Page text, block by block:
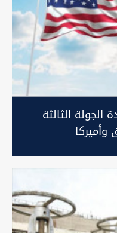
الجولة الثالثة
وأميركا